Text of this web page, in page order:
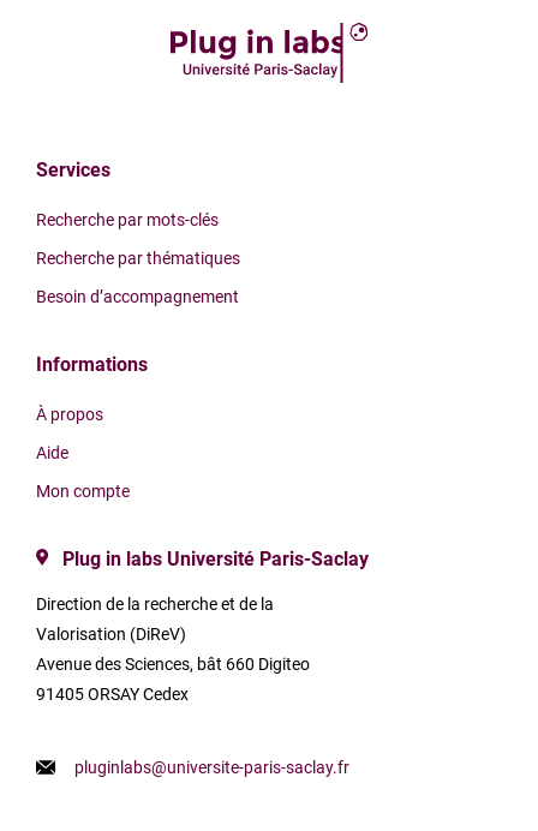
Services
Recherche par mots-clés
Recherche par thématiques
Besoin d’accompagnement
Informations
À propos
Aide
Mon compte
Plug in labs Université Paris-Saclay
Direction de la recherche et de la
Valorisation (DiReV)
Avenue des Sciences, bât 660 Digiteo
91405 ORSAY Cedex
pluginlabs@universite-paris-saclay.fr